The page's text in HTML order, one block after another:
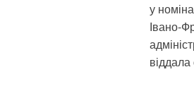
у
Івано-